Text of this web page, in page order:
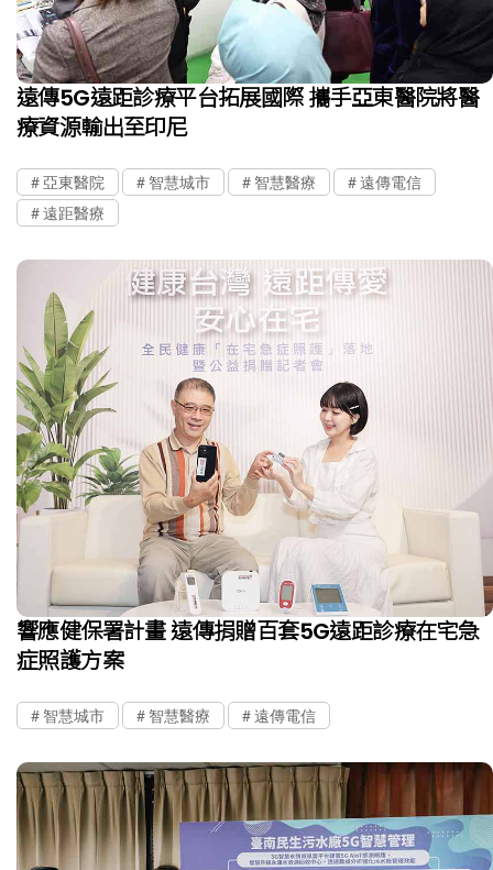
遠傳5G遠距診療平台拓展國際 攜手亞東醫院將醫
療資源輸出至印尼
亞東醫院 智慧城市 智慧醫療
遠傳電信
遠距醫療
響應健保署計畫 遠傳捐贈百套5G遠距診療在宅急
症照護方案
智慧城市 智慧醫療 遠傳電信